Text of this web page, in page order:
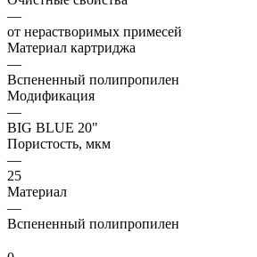
—
от нерастворимых примесей
Материал картриджа
—
Вспененный полипропилен
Модификация
—
BIG BLUE 20"
Пористость, мкм
—
25
Материал
—
Вспененный полипропилен